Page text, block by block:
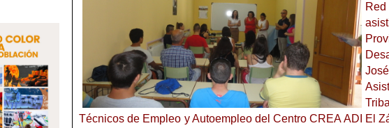
Técnicos de Empleo y Autoempleo del Centro CREA ADI El